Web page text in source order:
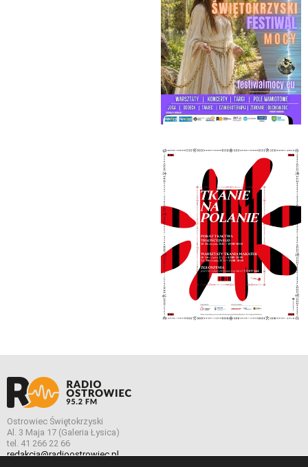
Ostrowiec Świętokrzyski
Al. 3 Maja 17 (Galeria Łysica)
tel. 41 266 22 66
redakcja@radioostrowiec.pl